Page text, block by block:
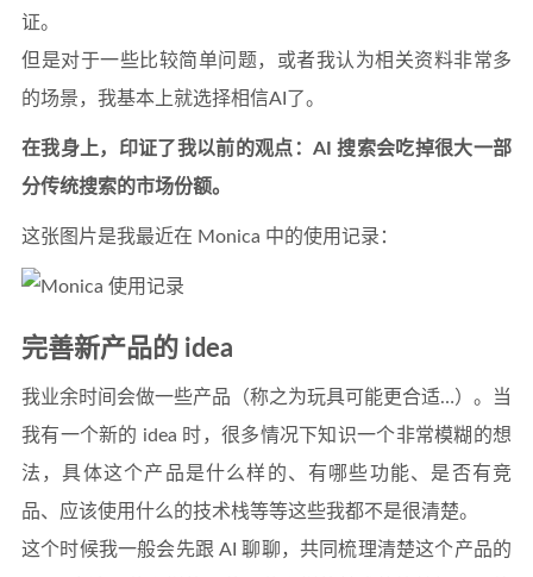
证。
但是对于一些比较简单问题，或者我认为相关资料非常多
的场景，我基本上就选择相信AI了。
在我身上，印证了我以前的观点：AI 搜索会吃掉很大一部
分传统搜索的市场份额。
这张图片是我最近在 Monica 中的使用记录：
完善新产品的 idea
我业余时间会做一些产品（称之为玩具可能更合适…）。当
我有一个新的 idea 时，很多情况下知识一个非常模糊的想
法，具体这个产品是什么样的、有哪些功能、是否有竞
品、应该使用什么的技术栈等等这些我都不是很清楚。
这个时候我一般会先跟 AI 聊聊，共同梳理清楚这个产品的